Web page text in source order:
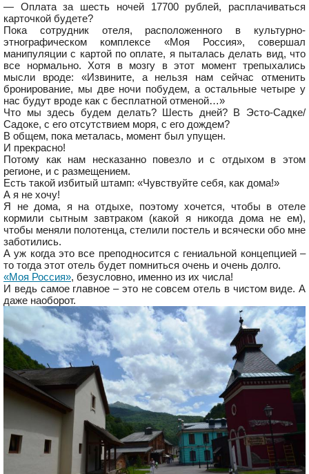
— Оплата за шесть ночей 17700 рублей, расплачиваться
карточкой будете?
Пока сотрудник отеля, расположенного в культурно-
этнографическом комплексе «Моя Россия», совершал
манипуляции с картой по оплате, я пыталась делать вид, что
все нормально. Хотя в мозгу в этот момент трепыхались
мысли вроде: «Извините, а нельзя нам сейчас отменить
бронирование, мы две ночи побудем, а остальные четыре у
нас будут вроде как с бесплатной отменой…»
Что мы здесь будем делать? Шесть дней? В Эсто-Садке/
Садоке, с его отсутствием моря, с его дождем?
В общем, пока металась, момент был упущен.
И прекрасно!
Потому как нам несказанно повезло и с отдыхом в этом
регионе, и с размещением.
Есть такой избитый штамп: «Чувствуйте себя, как дома!»
А я не хочу!
Я не дома, я на отдыхе, поэтому хочется, чтобы в отеле
кормили сытным завтраком (какой я никогда дома не ем),
чтобы меняли полотенца, стелили постель и всячески обо мне
заботились.
А уж когда это все преподносится с гениальной концепцией –
то тогда этот отель будет помниться очень и очень долго.
«Моя Россия», безусловно, именно из их числа!
И ведь самое главное – это не совсем отель в чистом виде. А
даже наоборот.